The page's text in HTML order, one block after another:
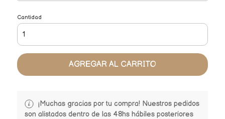
Cantidad
AGREGAR AL CARRITO
¡Muchas gracias por tu compra! Nuestros pedidos
son alistados dentro de las 48hs hábiles posteriores